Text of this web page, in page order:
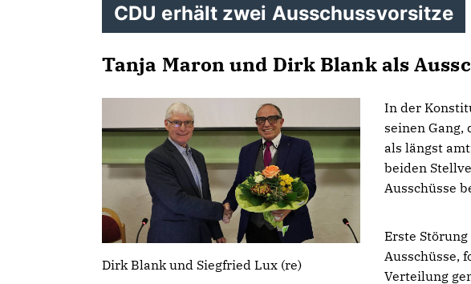
CDU erhält zwei Ausschussvorsitze
Tanja Maron und Dirk Blank als
Dirk Blank und Siegfried Lux (re)
In der
seinen
als längst
beiden
Ausschüsse
Erste
Ausschüsse,
Verteilung